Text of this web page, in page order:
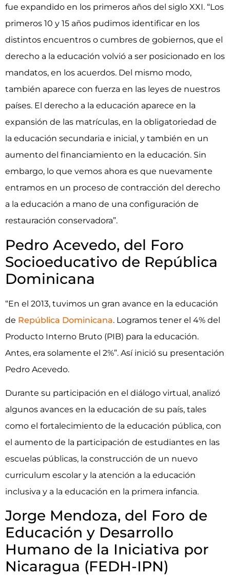
fue expandido en los primeros años del siglo XXI. “Los
primeros 10 y 15 años pudimos identificar en los
distintos encuentros o cumbres de gobiernos, que el
derecho a la educación volvió a ser posicionado en los
mandatos, en los acuerdos. Del mismo modo,
también aparece con fuerza en las leyes de nuestros
países. El derecho a la educación aparece en la
expansión de las matrículas, en la obligatoriedad de
la educación secundaria e inicial, y también en un
aumento del financiamiento en la educación. Sin
embargo, lo que vemos ahora es que nuevamente
entramos en un proceso de contracción del derecho
a la educación a mano de una configuración de
restauración conservadora”.
Pedro Acevedo, del Foro
Socioeducativo de República
Dominicana
“En el 2013, tuvimos un gran avance en la educación
de República Dominicana. Logramos tener el 4% del
Producto Interno Bruto (PIB) para la educación.
Antes, era solamente el 2%”. Así inició su presentación
Pedro Acevedo.
Durante su participación en el diálogo virtual, analizó
algunos avances en la educación de su país, tales
como el fortalecimiento de la educación pública, con
el aumento de la participación de estudiantes en las
escuelas públicas, la construcción de un nuevo
curriculum escolar y la atención a la educación
inclusiva y a la educación en la primera infancia.
Jorge Mendoza, del Foro de
Educación y Desarrollo
Humano de la Iniciativa por
Nicaragua (FEDH-IPN)